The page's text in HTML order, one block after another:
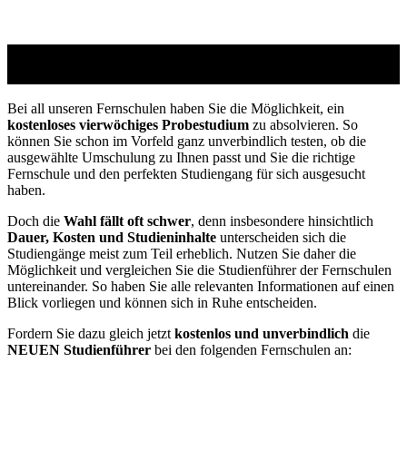
Bei all unseren Fernschulen haben Sie die Möglichkeit, ein
kostenloses vierwöchiges Probestudium zu absolvieren. So
können Sie schon im Vorfeld ganz unverbindlich testen, ob die
ausgewählte Umschulung zu Ihnen passt und Sie die richtige
Fernschule und den perfekten Studiengang für sich ausgesucht
haben.
Doch die Wahl fällt oft schwer, denn insbesondere hinsichtlich
Dauer, Kosten und Studieninhalte unterscheiden sich die
Studiengänge meist zum Teil erheblich. Nutzen Sie daher die
Möglichkeit und vergleichen Sie die Studienführer der Fernschulen
untereinander. So haben Sie alle relevanten Informationen auf einen
Blick vorliegen und können sich in Ruhe entscheiden.
Fordern Sie dazu gleich jetzt kostenlos und unverbindlich die
NEUEN Studienführer bei den folgenden Fernschulen an: